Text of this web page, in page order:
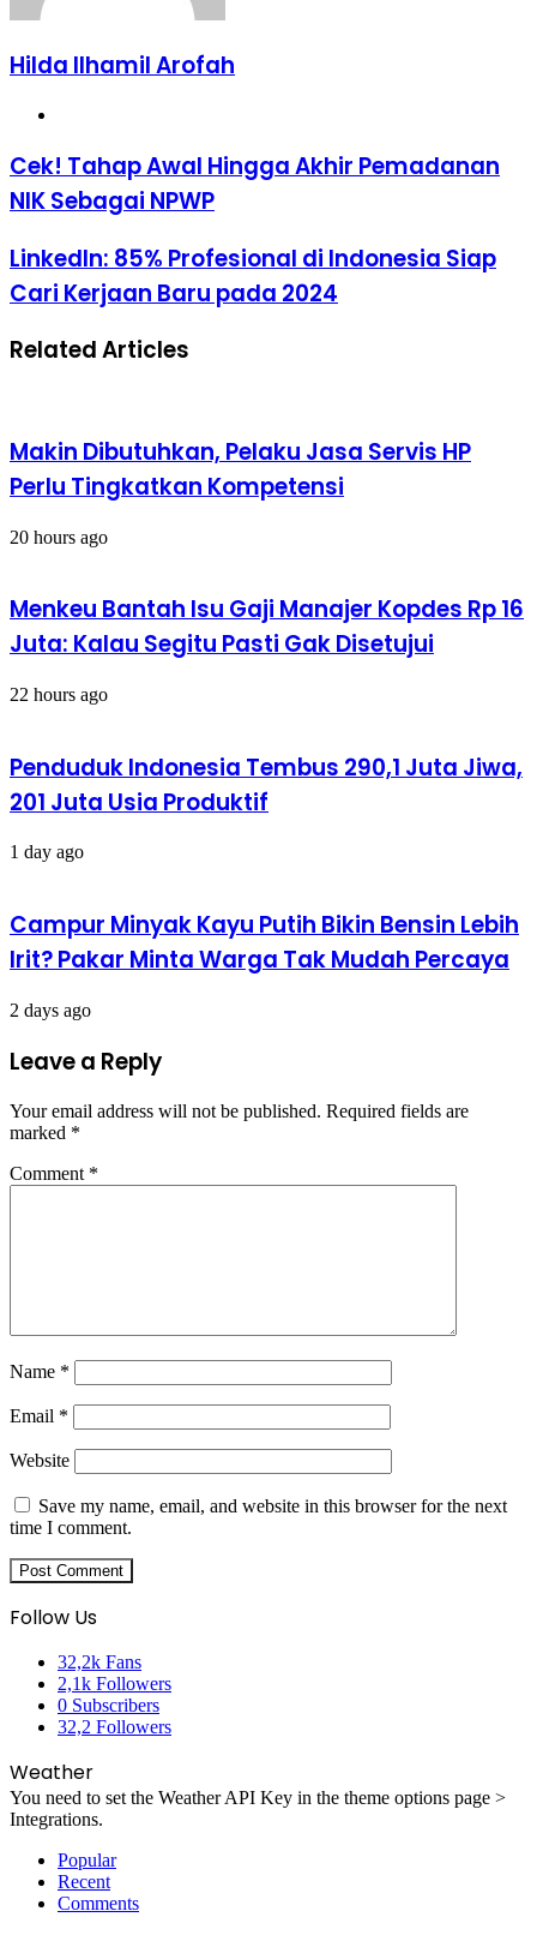
Hilda Ilhamil Arofah
Cek!
Tahap
Awal
Akhir
Pemadanan
NIK
Sebagai
Cek! Tahap Awal Hingga Akhir Pemadanan
NIK Sebagai NPWP
LinkedIn:
85%
Profesional
Indonesia
Siap
pada
2024
LinkedIn: 85% Profesional di Indonesia Siap
Cari Kerjaan Baru pada 2024
Related Articles
Makin Dibutuhkan, Pelaku Jasa Servis HP
Perlu Tingkatkan Kompetensi
20 hours ago
Menkeu Bantah Isu Gaji Manajer Kopdes Rp 16
Juta: Kalau Segitu Pasti Gak Disetujui
22 hours ago
Penduduk Indonesia Tembus 290,1 Juta Jiwa,
201 Juta Usia Produktif
1 day ago
Campur Minyak Kayu Putih Bikin Bensin Lebih
Irit? Pakar Minta Warga Tak Mudah Percaya
2 days ago
Leave a Reply
Your email address will not be published. Required fields are
marked *
Comment *
Name *
Email *
Website
Save my name, email, and website in this browser for the next
time I comment.
Follow Us
32,2k Fans
2,1k Followers
0 Subscribers
32,2 Followers
Weather
You need to set the Weather API Key in the theme options page >
Integrations.
Popular
Recent
Comments